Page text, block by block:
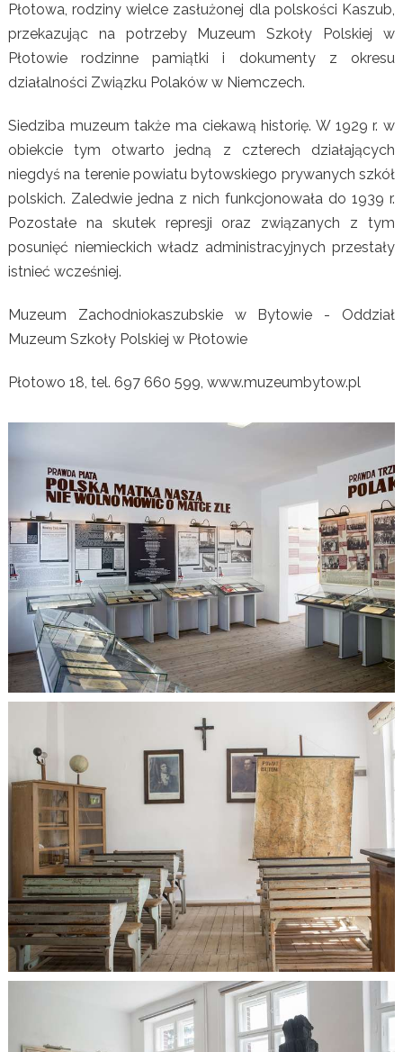
Płotowa, rodziny wielce zasłużonej dla polskości Kaszub,
przekazując na potrzeby Muzeum Szkoły Polskiej w
Płotowie rodzinne pamiątki i dokumenty z okresu
działalności Związku Polaków w Niemczech.
Siedziba muzeum także ma ciekawą historię. W 1929 r. w
obiekcie tym otwarto jedną z czterech działających
niegdyś na terenie powiatu bytowskiego prywanych szkół
polskich. Zaledwie jedna z nich funkcjonowała do 1939 r.
Pozostałe na skutek represji oraz związanych z tym
posunięć niemieckich władz administracyjnych przestały
istnieć wcześniej.
Muzeum Zachodniokaszubskie w Bytowie - Oddział
Muzeum Szkoły Polskiej w Płotowie
Płotowo 18, tel. 697 660 599, www.muzeumbytow.pl